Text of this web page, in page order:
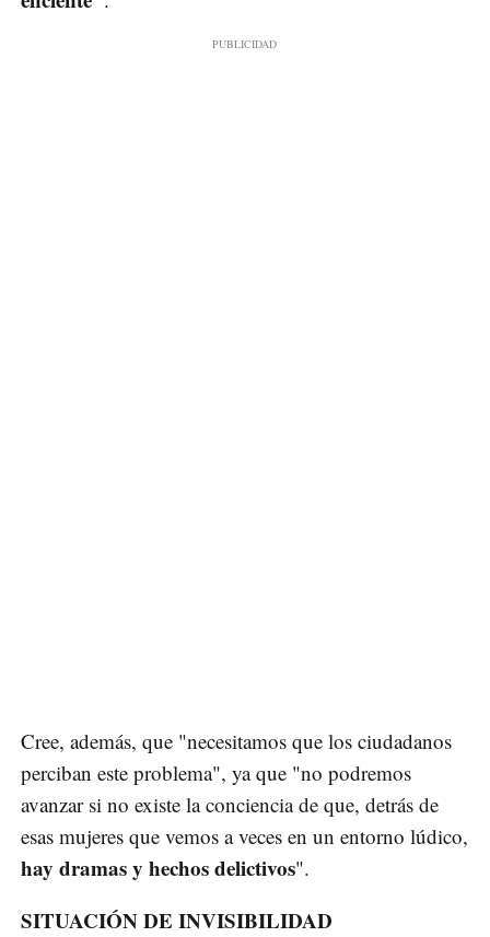
Cree, además, que "necesitamos que los ciudadanos
perciban este problema", ya que "no podremos
avanzar si no existe la conciencia de que, detrás de
esas mujeres que vemos a veces en un entorno lúdico,
hay dramas y hechos delictivos".
SITUACIÓN DE INVISIBILIDAD